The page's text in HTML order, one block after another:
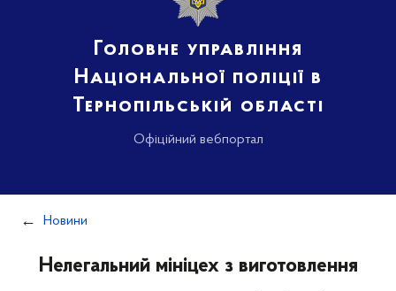
Головне управління
Національної поліції в
Тернопільській області
Офіційний вебпортал
Новини
Нелегальний мініцех з виготовлення